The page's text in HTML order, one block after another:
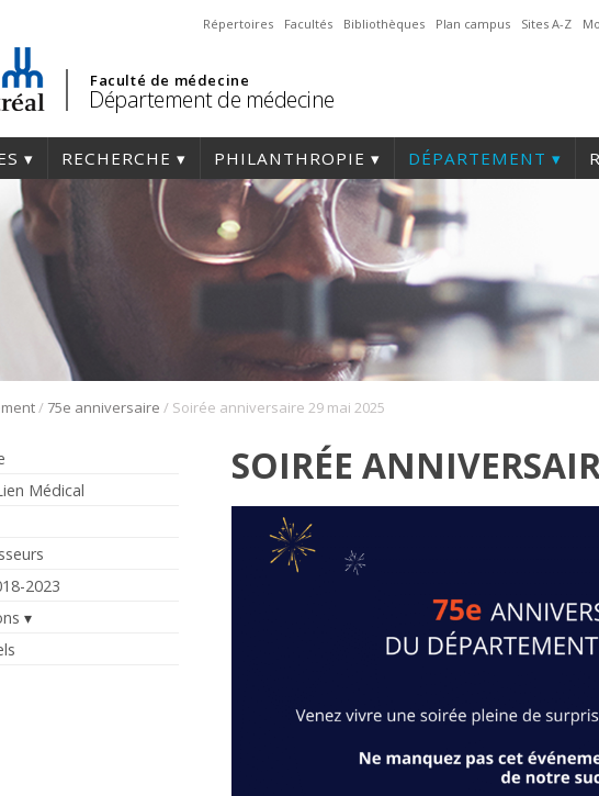
Répertoires Facultés Bibliothèques Plan campus Sites A-Z
Faculté de médecine
Département de médecine
RECHERCHE PHILANTHROPIE DÉPARTEMENT
/ 75e anniversaire / Soirée anniversaire 29 mai 2025
Médical
2023
SOIRÉE